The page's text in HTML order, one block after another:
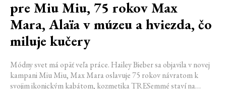
pre Miu Miu, 75 rokov Max
Mara, Alaïa v múzeu a hviezda, čo
miluje kučery
Módny svet má opäť veľa práce. Hailey Bieber sa objavila v novej
kampani Miu Miu, Max Mara oslavuje 75 rokov návratom k
svojim ikonickým kabátom, kozmetika TRESemmé staví na